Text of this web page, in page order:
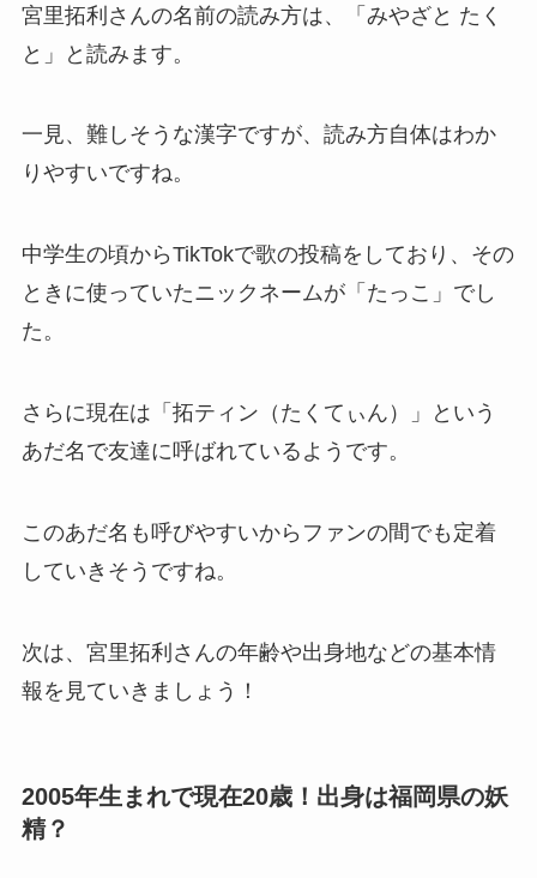
宮里拓利さんの名前の読み方は、「みやざと たく
と」と読みます。
一見、難しそうな漢字ですが、読み方自体はわか
りやすいですね。
中学生の頃からTikTokで歌の投稿をしており、その
ときに使っていたニックネームが「たっこ」でし
た。
さらに現在は「拓ティン（たくてぃん）」という
あだ名で友達に呼ばれているようです。
このあだ名も呼びやすいからファンの間でも定着
していきそうですね。
次は、宮里拓利さんの年齢や出身地などの基本情
報を見ていきましょう！
2005年生まれで現在20歳！出身は福岡県の妖
精？